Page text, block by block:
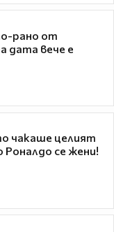
рано от
дата вече е
чакаше целият
се жени!